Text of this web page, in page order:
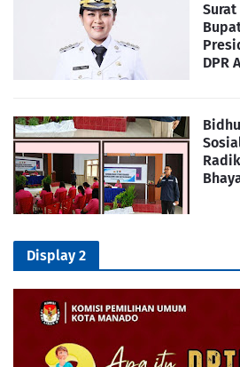
DPR
Display 2